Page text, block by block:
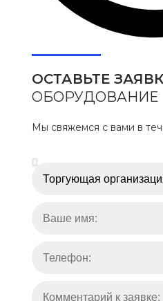
ОСТАВЬТЕ
ОБОРУДОВАНИЕ
Мы свяжемся с вами в